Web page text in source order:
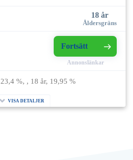
18 år
Åldersgräns
Fortsätt
Annonslänkar
%, , 18 år, 19,95 %
VISA DETALJER